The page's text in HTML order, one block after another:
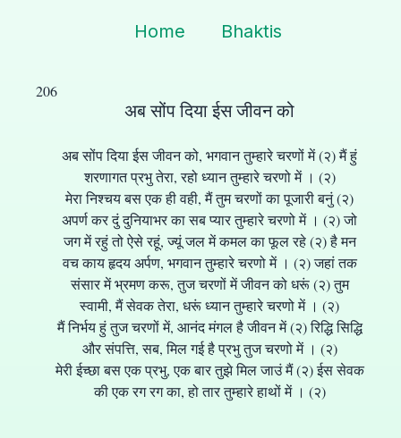
Home Bhaktis
अब सोंप दिया ईस जीवन को
अब सोंप दिया ईस जीवन को, भगवान तुम्हारे चरणों में (२) मैं हुं
शरणागत प्रभु तेरा, रहो ध्यान तुम्हारे चरणो में । (२)
मेरा निश्चय बस एक ही वही, मैं तुम चरणों का पूजारी बनुं (२)
अपर्ण कर दुं दुनियाभर का सब प्यार तुम्हारे चरणो में । (२) जो
जग में रहुं तो ऐसे रहूं, ज्यूं जल में कमल का फूल रहे (२) है मन
वच काय हृदय अर्पण, भगवान तुम्हारे चरणो में । (२) जहां तक
संसार में भ्रमण करू, तुज चरणों में जीवन को धरूं (२) तुम
स्वामी, मैं सेवक तेरा, धरूं ध्यान तुम्हारे चरणो में । (२)
मैं निर्भय हुं तुज चरणों में, आनंद मंगल है जीवन में (२) रिद्धि सिद्धि
और संपत्ति, सब, मिल गई है प्रभु तुज चरणो में । (२)
मेरी ईच्छा बस एक प्रभु, एक बार तुझे मिल जाउं मैं (२) ईस सेवक
की एक रग रग का, हो तार तुम्हारे हाथों में । (२)
206